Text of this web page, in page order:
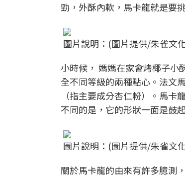
勁，外酥內軟，馬卡龍就是要
圖片說明：(圖片提供/朱雀文
小時候， 媽媽在家會烤椰子
全不同等級的兩種點心。法文
（指主要成分杏仁粉）。馬
不同的是，它的形狀一面是鼓
圖片說明：(圖片提供/朱雀文
關於馬卡龍的由來有許多臆測